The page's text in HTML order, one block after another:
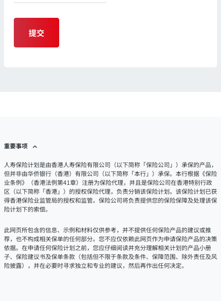
提交
重要事项
人寿保险计划是由香港人寿保险有限公司（以下简称「保险公司」）承保的产品，
但并非由华侨银行（香港）有限公司（以下简称「本行」）承保。本行根据《保险
业条例》（香港法例第41章）注册为保险代理，并且是保险公司在香港特别行政
区（以下简称「香港」）的授权保险代理，负责分销该保险计划。该保险计划已获
得香港保险业监管局的授权和监管。保险公司将负责提供您的保险保障及处理该保
险计划下的索偿。
此网页所包含的信息、示例和材料仅供参考，并不提供任何保险产品的建议或推
荐，也不构成相关保单的任何部分。您不应仅依赖此网页作为申请保险产品的决策
依据。在申请任何保险计划之前，您应仔细阅读并充分理解相关计划的产品小册
子、保险建议书及保单条款（包括但不限于条款及条件、保障范围、除外责任及风
险披露），并在必要时寻求独立和专业的建议，然后再作出任何决定。